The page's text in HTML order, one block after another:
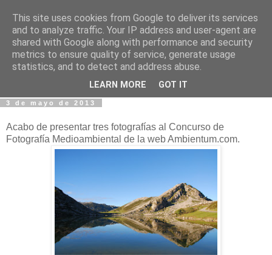
Fotos y Cosas
Miguel Sáenz de Santa María Elizalde
"Un blog es como un diario, pero sin candado".
3 de mayo de 2013
Acabo de presentar tres fotografías al Concurso de
Fotografía Medioambiental de la web Ambientum.com.
This site uses cookies from Google to deliver its services
and to analyze traffic. Your IP address and user-agent are
shared with Google along with performance and security
metrics to ensure quality of service, generate usage
statistics, and to detect and address abuse.
LEARN MORE GOT IT